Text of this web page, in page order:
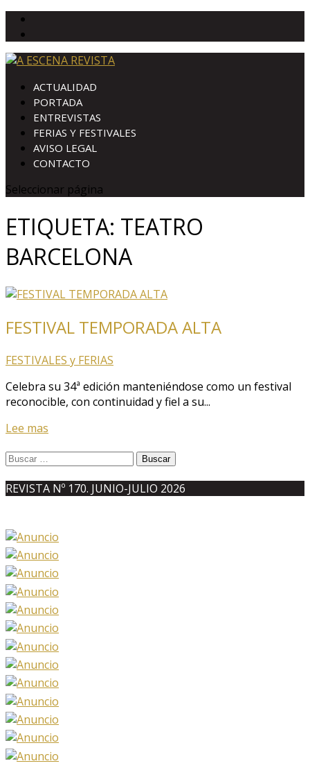
ACTUALIDAD
PORTADA
ENTREVISTAS
FERIAS Y FESTIVALES
AVISO LEGAL
CONTACTO
Seleccionar página
ETIQUETA: TEATRO
BARCELONA
FESTIVAL TEMPORADA ALTA
FESTIVALES y FERIAS
Celebra su 34ª edición manteniéndose como un festival
reconocible, con continuidad y fiel a su...
Lee mas
Buscar:
REVISTA Nº 170. JUNIO-JULIO 2026